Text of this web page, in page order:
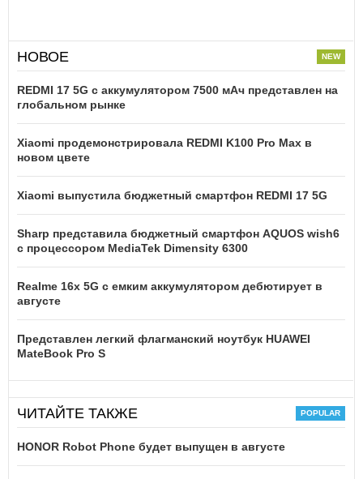
НОВОЕ
REDMI 17 5G c аккумулятором 7500 мАч представлен на
глобальном рынке
Xiaomi продемонстрировала REDMI K100 Pro Max в
новом цвете
Xiaomi выпустила бюджетный смартфон REDMI 17 5G
Sharp представила бюджетный смартфон AQUOS wish6
с процессором MediaTek Dimensity 6300
Realme 16x 5G с емким аккумулятором дебютирует в
августе
Представлен легкий флагманский ноутбук HUAWEI
MateBook Pro S
ЧИТАЙТЕ ТАКЖЕ
HONOR Robot Phone будет выпущен в августе